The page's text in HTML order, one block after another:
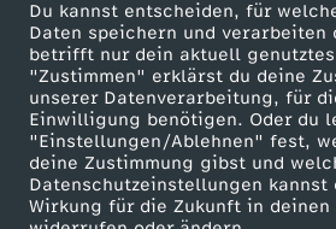
Du kannst entscheiden, für
Daten speichern und verarbeiten
betrifft nur dein aktuell
"Zustimmen" erklärst du deine
unserer Datenverarbeitung, für
Einwilligung benötigen. Oder du
"Einstellungen/Ablehnen" fest,
deine Zustimmung gibst und
Datenschutzeinstellungen
Wirkung für die Zukunft in deinen
ZDF goes Schule
Werbefernsehen
Mainzelmännchen